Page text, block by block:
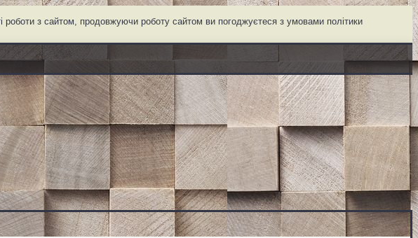
роботи з сайтом, продовжуючи роботу сайтом ви погоджуєтеся з умовами політики